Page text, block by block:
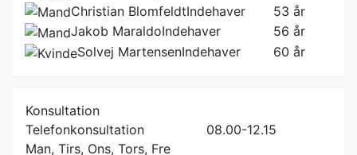
Christian BlomfeldtIndehaver
53 år
Jakob MaraldoIndehaver
56 år
Solvej MartensenIndehaver 60 år
Konsultation
Telefonkonsultation
08.00-12.15
Man, Tirs, Ons, Tors, Fre